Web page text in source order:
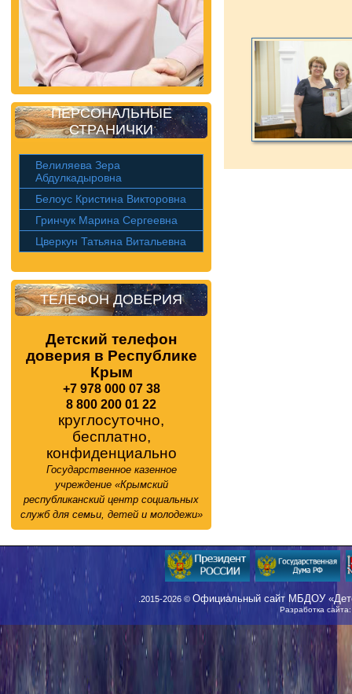
ПЕРСОНАЛЬНЫЕ
СТРАНИЧКИ
Велиляева Зера
Абдулкадыровна
Белоус Кристина Викторовна
Гринчук Марина Сергеевна
Цверкун Татьяна Витальевна
ТЕЛЕФОН ДОВЕРИЯ
Детский телефон
доверия в Республике
Крым
+7 978 000 07 38
8 800 200 01 22
круглосуточно,
бесплатно,
конфиденциально
Государственное казенное
учреждение «Крымский
республиканский центр социальных
служб для семьи, детей и молодежи»
.2015-2026 © Официальный сайт МБДОУ
Разработка